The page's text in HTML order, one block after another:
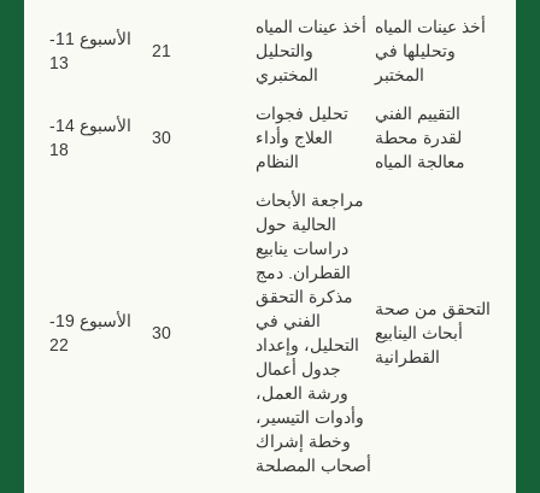
الأسبوع 11-
13
21
أخذ عينات المياه
والتحليل
المختبري
أخذ عينات المياه
وتحليلها في
المختبر
الأسبوع 14-
18
30
تحليل فجوات
العلاج وأداء
النظام
التقييم الفني
لقدرة محطة
معالجة المياه
الأسبوع 19-
22
30
مراجعة الأبحاث
الحالية حول
دراسات ينابيع
القطران. دمج
مذكرة التحقق
الفني في
التحليل، وإعداد
جدول أعمال
ورشة العمل،
وأدوات التيسير،
وخطة إشراك
أصحاب المصلحة
التحقق من صحة
أبحاث الينابيع
القطرانية